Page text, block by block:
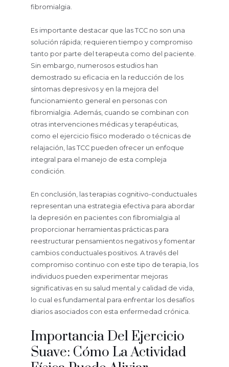
fibromialgia.
Es importante destacar que las TCC no son una
solución rápida; requieren tiempo y compromiso
tanto por parte del terapeuta como del paciente.
Sin embargo, numerosos estudios han
demostrado su eficacia en la reducción de los
síntomas depresivos y en la mejora del
funcionamiento general en personas con
fibromialgia. Además, cuando se combinan con
otras intervenciones médicas y terapéuticas,
como el ejercicio físico moderado o técnicas de
relajación, las TCC pueden ofrecer un enfoque
integral para el manejo de esta compleja
condición.
En conclusión, las terapias cognitivo-conductuales
representan una estrategia efectiva para abordar
la depresión en pacientes con fibromialgia al
proporcionar herramientas prácticas para
reestructurar pensamientos negativos y fomentar
cambios conductuales positivos. A través del
compromiso continuo con este tipo de terapia, los
individuos pueden experimentar mejoras
significativas en su salud mental y calidad de vida,
lo cual es fundamental para enfrentar los desafíos
diarios asociados con esta enfermedad crónica.
Importancia Del Ejercicio
Suave: Cómo La Actividad